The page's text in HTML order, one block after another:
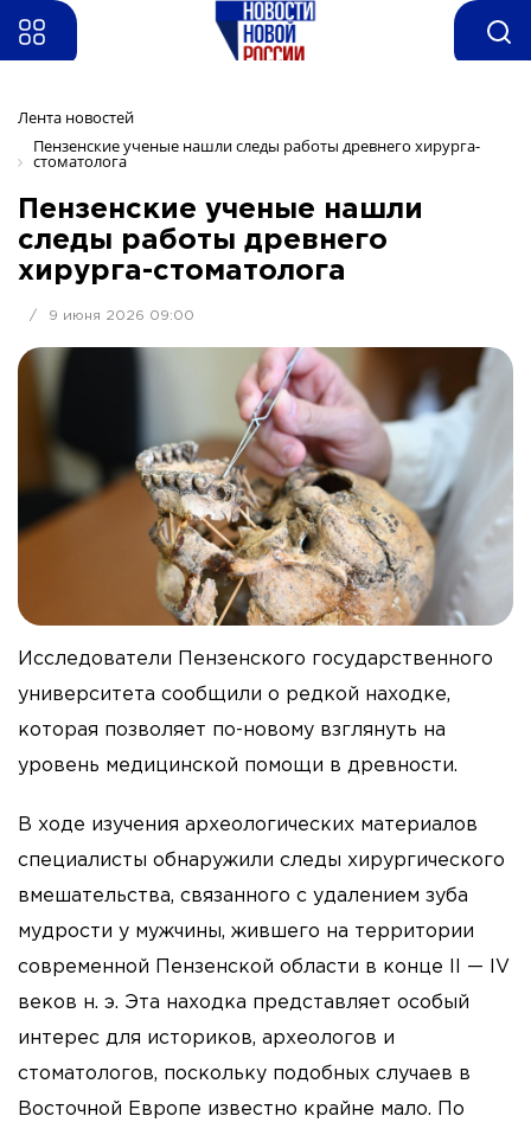
Лента новостей
Пензенские ученые нашли следы работы древнего хирурга-
стоматолога
Пензенские ученые нашли
следы работы древнего
хирурга-стоматолога
/ 9 июня 2026 09:00
Исследователи Пензенского государственного
университета сообщили о редкой находке,
которая позволяет по-новому взглянуть на
уровень медицинской помощи в древности.
В ходе изучения археологических материалов
специалисты обнаружили следы хирургического
вмешательства, связанного с удалением зуба
мудрости у мужчины, жившего на территории
современной Пензенской области в конце II — IV
веков н. э. Эта находка представляет особый
интерес для историков, археологов и
стоматологов, поскольку подобных случаев в
Восточной Европе известно крайне мало. По